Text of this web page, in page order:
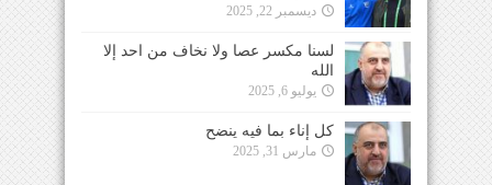
ديسمبر 22, 2025
لسنا مكسر عصا ولا نخاف من احد إلا
الله
يوليو 6, 2025
كل إناء بما فيه ينضح
مارس 31, 2025